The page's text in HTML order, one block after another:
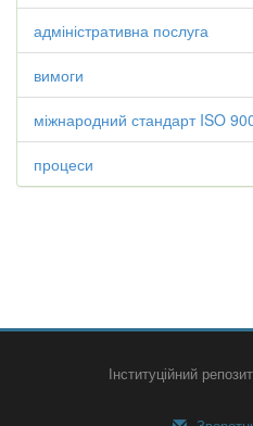
адміністративна послуга
вимоги
міжнародний стандарт ISO
процеси
Інституційний